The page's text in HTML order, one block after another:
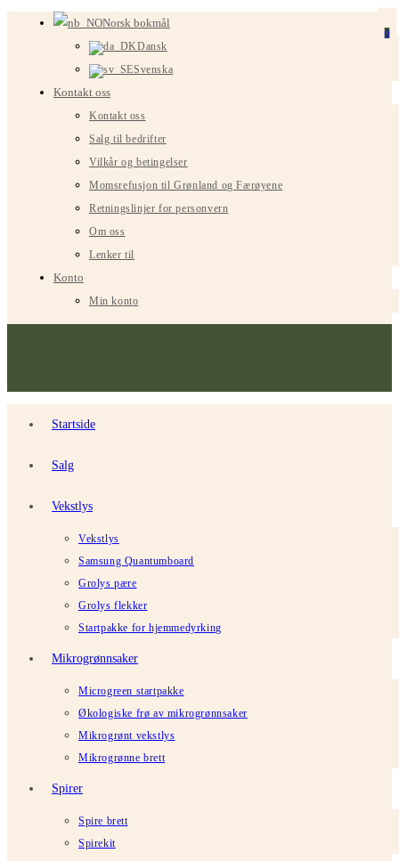
Norsk bokmål
Dansk
Svenska
Kontakt oss
Kontakt oss
Salg til bedrifter
Vilkår og betingelser
Momsrefusjon til Grønland og Færøyene
Retningslinjer for personvern
Om oss
Lenker til
Konto
Min konto
Startside
Salg
Vekstlys
Vekstlys
Samsung Quantumboard
Grolys pære
Grolys flekker
Startpakke for hjemmedyrking
Mikrogrønnsaker
Microgreen startpakke
Økologiske frø av mikrogrønnsaker
Mikrogrønt vekstlys
Mikrogrønne brett
Spirer
Spire brett
Spirekit
0